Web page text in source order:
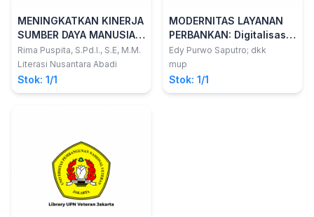
MENINGKATKAN KINERJA
SUMBER DAYA MANUSIA
Analisis Reward,
Punishment dan Disiplin
Kerja
Rima Puspita, S.Pd.I., S.E, M.M.
Literasi Nusantara Abadi
Stok: 1/1
MODERNITAS LAYANAN
PERBANKAN: Digitalisasi
& Globalisasi
Edy Purwo Saputro; dkk
mup
Stok: 1/1